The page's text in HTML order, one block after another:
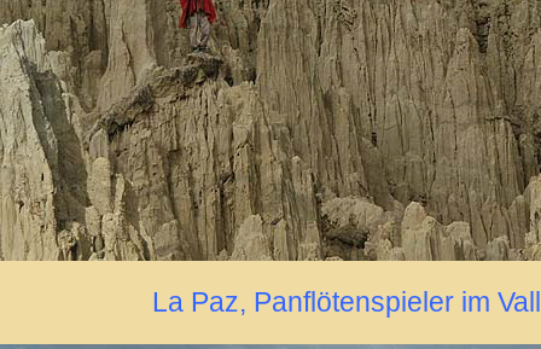
La Paz, Panflötenspieler im